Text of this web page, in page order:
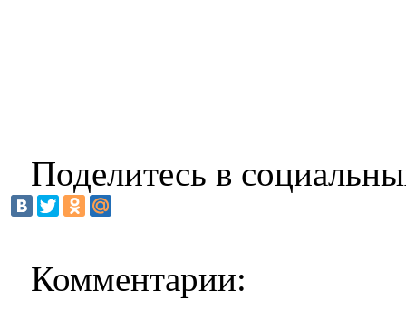
Поделитесь в
Комментарии: